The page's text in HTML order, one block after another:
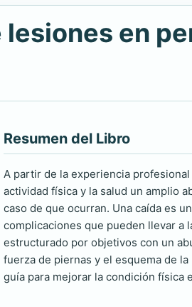
lesiones en
Resumen del Libro
A partir de la experiencia
actividad física y la salud un amplio
caso de que ocurran. Una caída es
complicaciones que pueden llevar a
estructurado por objetivos con un
fuerza de piernas y el esquema de
guía para mejorar la condición física